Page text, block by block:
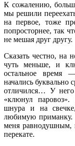
К сожалению,
мы решили
на первое, тоже
попросторнее, так
не мешая друг другу.
Сказать честно, на
чуть меньше, и
остальное время
начались буквально
отличился… У
«клюнул
шнура и на
любимую приманку.
меня равнодушным,
перекате.